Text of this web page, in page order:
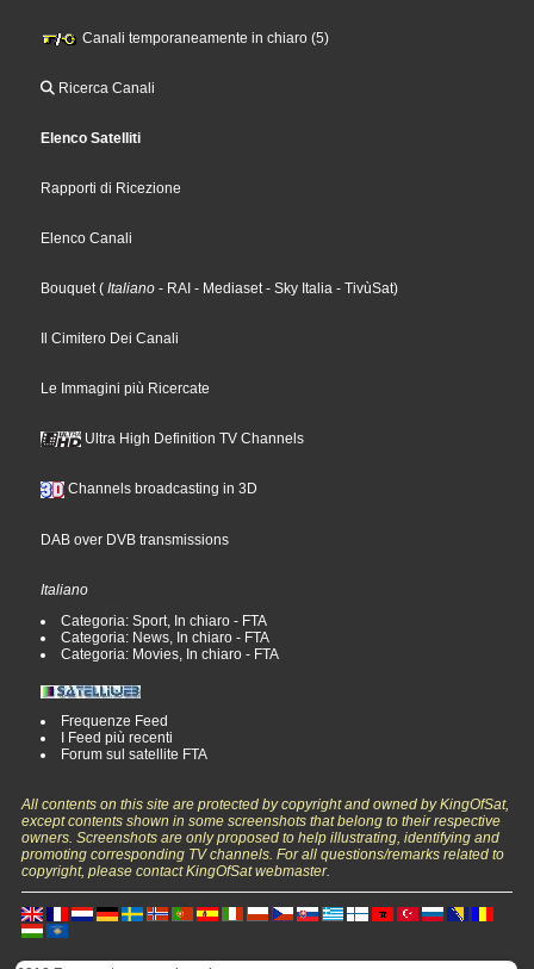
Canali temporaneamente in chiaro (5)
Ricerca Canali
Elenco Satelliti
Rapporti di Ricezione
Elenco Canali
Bouquet( Italiano - RAI - Mediaset- Sky Italia - TivùSat)
Il Cimitero Dei Canali
Le Immagini più Ricercate
Ultra High Definition TV Channels
Channels broadcasting in 3D
DAB over DVB transmissions
Italiano
Categoria: Sport, In chiaro - FTA
Categoria: News, In chiaro - FTA
Categoria: Movies, In chiaro - FTA
Frequenze Feed
I Feed più recenti
Forum sul satellite FTA
All contents on this site are protected by copyright and owned by KingOfSat,
except contents shown in some screenshots that belong to their respective
owners. Screenshots are only proposed to help illustrating, identifying and
promoting corresponding TV channels. For all questions/remarks related to
copyright, please contact KingOfSat webmaster.